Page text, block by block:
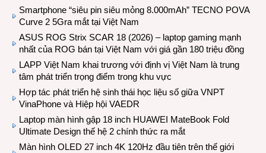
Smartphone “siêu pin siêu mỏng 8.000mAh” TECNO POVA
Curve 2 5Gra mắt tại Việt Nam
ASUS ROG Strix SCAR 18 (2026) – laptop gaming mạnh
nhất của ROG bán tại Việt Nam với giá gần 180 triệu đồng
LAPP Việt Nam khai trương với định vị Việt Nam là trung
tâm phát triển trọng điểm trong khu vực
Hợp tác phát triển hệ sinh thái học liệu số giữa VNPT
VinaPhone và Hiệp hội VAEDR
Laptop màn hình gập 18 inch HUAWEI MateBook Fold
Ultimate Design thế hệ 2 chính thức ra mắt
Màn hình OLED 27 inch 4K 120Hz đầu tiên trên thế giới